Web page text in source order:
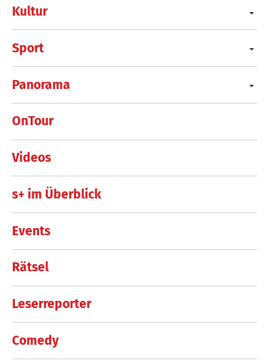
Kultur
Sport
Panorama
OnTour
Videos
s+ im Überblick
Events
Rätsel
Leserreporter
Comedy